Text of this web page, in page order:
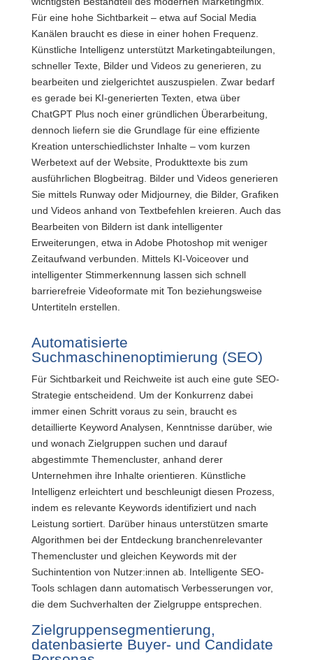
Für eine hohe Sichtbarkeit – etwa auf Social Media
Kanälen braucht es diese in einer hohen Frequenz.
Künstliche Intelligenz unterstützt Marketingabteilungen,
schneller Texte, Bilder und Videos zu generieren, zu
bearbeiten und zielgerichtet auszuspielen. Zwar bedarf
es gerade bei KI-generierten Texten, etwa über
ChatGPT Plus noch einer gründlichen Überarbeitung,
dennoch liefern sie die Grundlage für eine effiziente
Kreation unterschiedlichster Inhalte – vom kurzen
Werbetext auf der Website, Produkttexte bis zum
ausführlichen Blogbeitrag. Bilder und Videos generieren
Sie mittels Runway oder Midjourney, die Bilder, Grafiken
und Videos anhand von Textbefehlen kreieren. Auch das
Bearbeiten von Bildern ist dank intelligenter
Erweiterungen, etwa in Adobe Photoshop mit weniger
Zeitaufwand verbunden. Mittels KI-Voiceover und
intelligenter Stimmerkennung lassen sich schnell
barrierefreie Videoformate mit Ton beziehungsweise
Untertiteln erstellen.
Automatisierte
Suchmaschinenoptimierung (SEO)
Für Sichtbarkeit und Reichweite ist auch eine gute SEO-
Strategie entscheidend. Um der Konkurrenz dabei
immer einen Schritt voraus zu sein, braucht es
detaillierte Keyword Analysen, Kenntnisse darüber, wie
und wonach Zielgruppen suchen und darauf
abgestimmte Themencluster, anhand derer
Unternehmen ihre Inhalte orientieren. Künstliche
Intelligenz erleichtert und beschleunigt diesen Prozess,
indem es relevante Keywords identifiziert und nach
Leistung sortiert. Darüber hinaus unterstützen smarte
Algorithmen bei der Entdeckung branchenrelevanter
Themencluster und gleichen Keywords mit der
Suchintention von Nutzer:innen ab. Intelligente SEO-
Tools schlagen dann automatisch Verbesserungen vor,
die dem Suchverhalten der Zielgruppe entsprechen.
Zielgruppensegmentierung,
datenbasierte Buyer- und Candidate